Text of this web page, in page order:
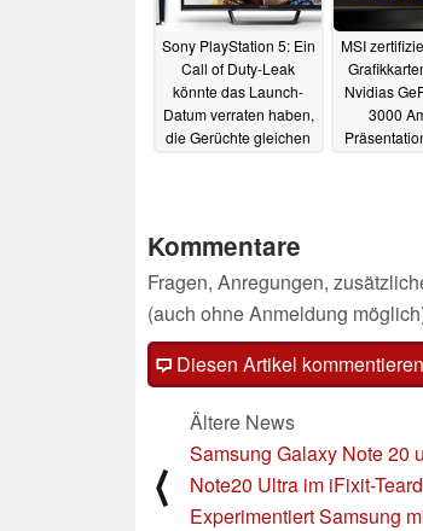
Sony PlayStation 5: Ein
Call of Duty-Leak
könnte das Launch-
Datum verraten haben,
die Gerüchte gleichen
MSI
Nvidias
3000
Kommentare
Fragen, Anregungen,
(auch ohne Anmeldung
Diesen Artikel
⟨
Ältere News
Samsung Galaxy Note 20
Note20 Ultra im iFixit-
Experimentiert Samsung